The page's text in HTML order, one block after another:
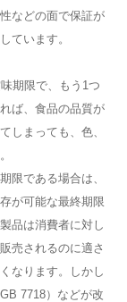
などの面で保証が
ています。
期限で、もう1つ
ば、食品の品質が
しまっても、色、
限である場合は、
が可能な最終期限
品は消費者に対し
売されるのに適さ
なります。しかし
7718）などが改